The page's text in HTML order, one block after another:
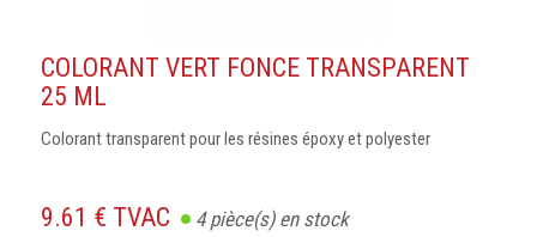
COLORANT VERT FONCE TRANSPARENT
25 ML
Colorant transparent pour les résines époxy et polyester
9.61 € TVAC 4pièce(s) en stock